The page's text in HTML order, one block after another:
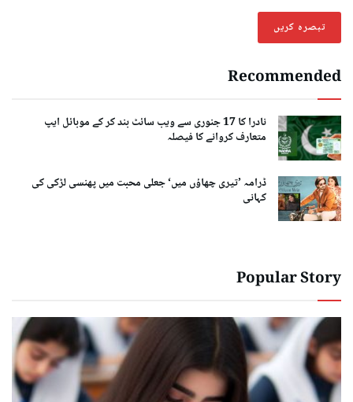
Recommended
نادرا کا 17 جنوری سے ویب سائٹ بند کر کے موبائل ایپ
متعارف کروانے کا فیصلہ
ڈرامہ ’تیری چھاؤں میں‘ جعلی محبت میں پھنسی لڑکی کی
کہانی
Popular Story